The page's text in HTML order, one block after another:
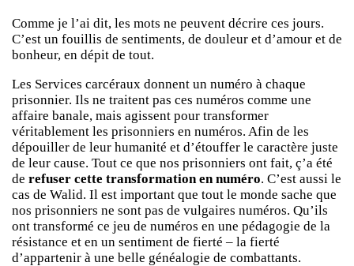
Comme je l’ai dit, les mots ne peuvent décrire ces jours.
C’est un fouillis de sentiments, de douleur et d’amour et de
bonheur, en dépit de tout.
Les Services carcéraux donnent un numéro à chaque
prisonnier. Ils ne traitent pas ces numéros comme une
affaire banale, mais agissent pour transformer
véritablement les prisonniers en numéros. Afin de les
dépouiller de leur humanité et d’étouffer le caractère juste
de leur cause. Tout ce que nos prisonniers ont fait, ç’a été
de refuser cette transformation en numéro. C’est aussi le
cas de Walid. Il est important que tout le monde sache que
nos prisonniers ne sont pas de vulgaires numéros. Qu’ils
ont transformé ce jeu de numéros en une pédagogie de la
résistance et en un sentiment de fierté – la fierté
d’appartenir à une belle généalogie de combattants.